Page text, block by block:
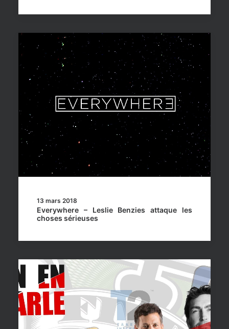
13 mars 2018
Everywhere – Leslie Benzies attaque les
choses sérieuses